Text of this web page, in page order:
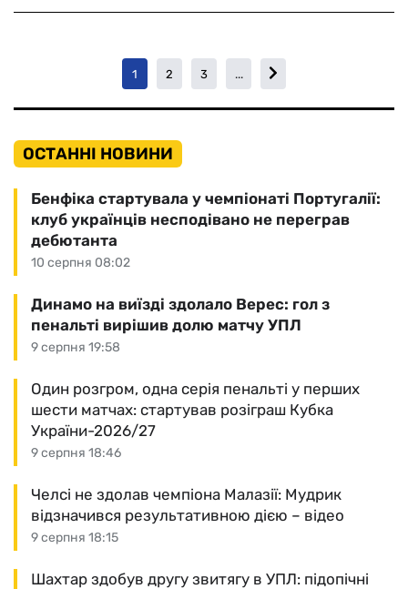
1 2 3 ...
ОСТАННІ НОВИНИ
10 серпня 08:02
Бенфіка стартувала у чемпіонаті Португалії:
клуб українців несподівано не переграв
дебютанта
9 серпня 19:58
Динамо на виїзді здолало Верес: гол з
пенальті вирішив долю матчу УПЛ
9 серпня 18:46
Один розгром, одна серія пенальті у перших
шести матчах: стартував розіграш Кубка
України-2026/27
9 серпня 18:15
Челсі не здолав чемпіона Малазії: Мудрик
відзначився результативною дією – відео
Шахтар здобув другу звитягу в УПЛ: підопічні